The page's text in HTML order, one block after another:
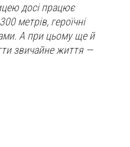
досі працює
метрів, героїчні
А при цьому ще й
звичайне життя —